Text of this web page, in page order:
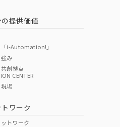
O
提供価値
「i-Automation!」
み
創拠点
CENTER
場
ワーク
トワーク